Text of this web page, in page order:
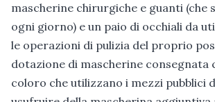
mascherine chirurgiche e guanti (che
ogni giorno) e un paio di occhiali da
le operazioni di pulizia del proprio
dotazione di mascherine consegnata
coloro che utilizzano i mezzi pubblici